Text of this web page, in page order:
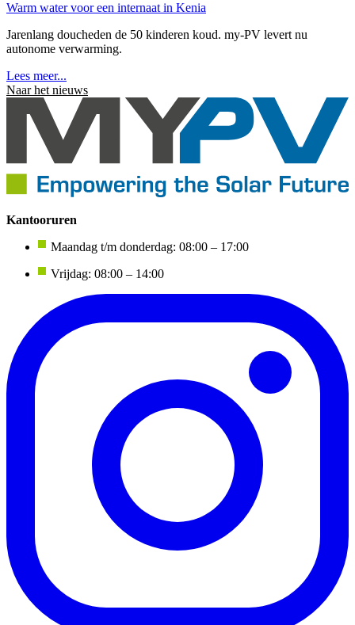
Warm water voor een internaat in Kenia
Jarenlang doucheden de 50 kinderen koud. my-PV levert nu
autonome verwarming.
Lees meer...
Naar het nieuws
Kantooruren
Maandag t/m donderdag: 08:00 – 17:00
Vrijdag: 08:00 – 14:00